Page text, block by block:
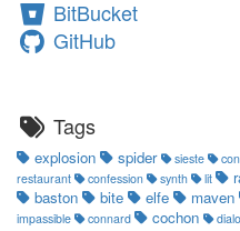
BitBucket
GitHub
Tags
explosion spider sieste
restaurant
confession synth lit
baston
bite elfe maven
impassible connard cochon